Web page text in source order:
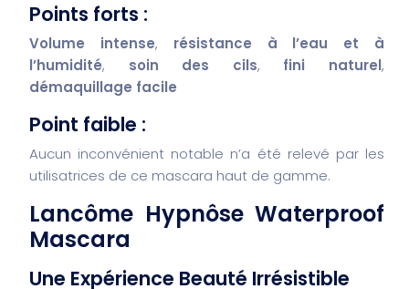
Points forts :
Volume intense, résistance à l’eau et à
l’humidité, soin des cils, fini naturel,
démaquillage facile
Point faible :
Aucun inconvénient notable n’a été relevé par les
utilisatrices de ce mascara haut de gamme.
Lancôme Hypnôse Waterproof
Mascara
Une Expérience Beauté Irrésistible